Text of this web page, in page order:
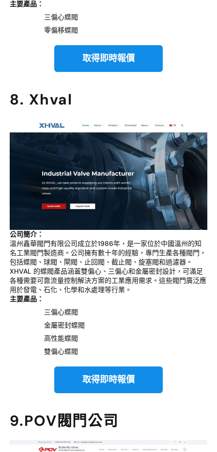
主要產品：
三偏心蝶閥
零偏移蝶閥
取得即時報價
8. Xhval
公司簡介：
溫州鑫華閥門有限公司成立於1986年，是一家位於中國溫州的知
名工業閥門製造商。公司擁有數十年的經驗，專門生產各種閥門，
包括蝶閥、球閥、閘閥、止回閥、截止閥、旋塞閥和過濾器。
XHVAL 的蝶閥產品涵蓋雙偏心、三偏心和金屬密封設計，可滿足
各種需要可靠流量控制解決方案的工業應用需求。這些閥門廣泛應
用於發電、石化、化學和水處理等行業。
主要產品：
三偏心蝶閥
金屬密封蝶閥
高性能蝶閥
雙偏心蝶閥
取得即時報價
9.POV閥門公司